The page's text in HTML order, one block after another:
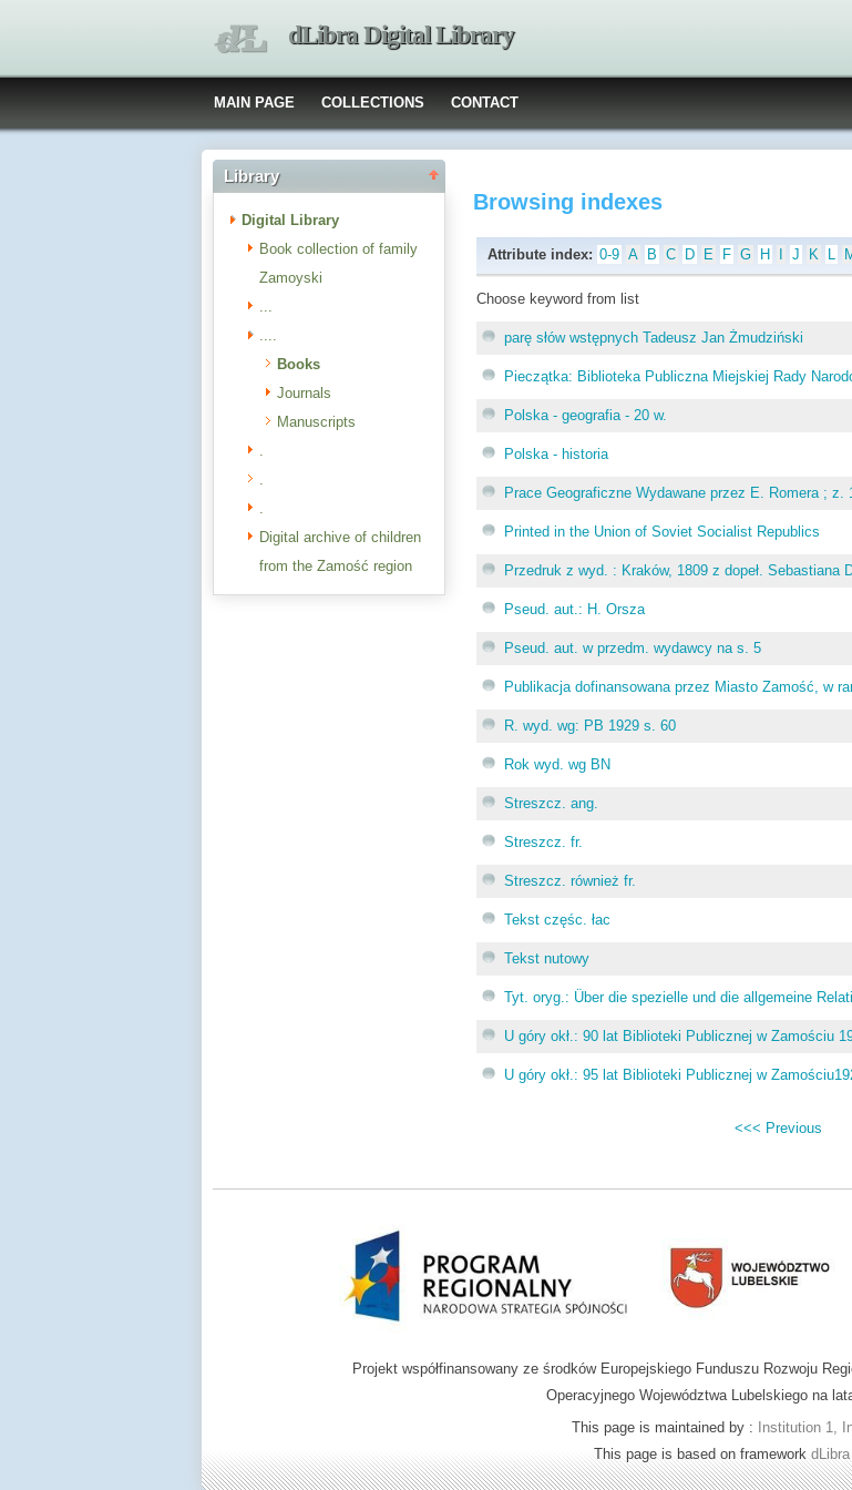
dLibra Digital Library
MAIN PAGE COLLECTIONS CONTACT
Library
Digital Library
Book collection of family
Zamoyski
...
....
Books
Journals
Manuscripts
.
.
.
Digital archive of children
from the Zamość region
Browsing indexes
Attribute index: 0-9 A B C D E F G H J K L
Choose keyword from list
parę słów wstępnych Tadeusz Jan Żmudziński
Pieczątka: Biblioteka Publiczna Miejskiej Rady
Polska - geografia - 20 w.
Polska - historia
Prace Geograficzne Wydawane przez E. Romera ; z.
Printed in the Union of Soviet Socialist Republics
Przedruk z wyd. : Kraków, 1809 z dopeł. Sebastiana
Pseud. aut.: H. Orsza
Pseud. aut. w przedm. wydawcy na s. 5
Publikacja dofinansowana przez Miasto Zamość, w
R. wyd. wg: PB 1929 s. 60
Rok wyd. wg BN
Streszcz. ang.
Streszcz. fr.
Streszcz. również fr.
Tekst częśc. łac
Tekst nutowy
Tyt. oryg.: Über die spezielle und die allgemeine
U góry okł.: 90 lat Biblioteki Publicznej w Zamościu
U góry okł.: 95 lat Biblioteki Publicznej w
<<< Previous
Projekt współfinansowany ze środków Europejskiego Funduszu Rozwoju
Operacyjnego Województwa Lubelskiego na
This page is maintained by : Institution 1,
This page is based on framework